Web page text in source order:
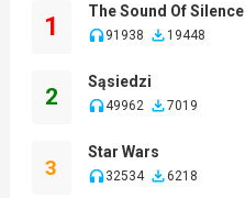
1
The Sound Of Silence
91938 19448
2
Sąsiedzi
49962 7019
3
Star Wars
32534 6218